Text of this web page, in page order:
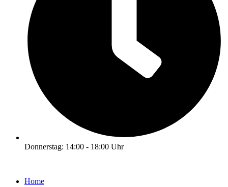
Donnerstag: 14:00 - 18:00 Uhr
Home